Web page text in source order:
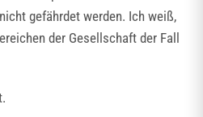
gefährdet werden. Ich weiß,
der Gesellschaft der Fall